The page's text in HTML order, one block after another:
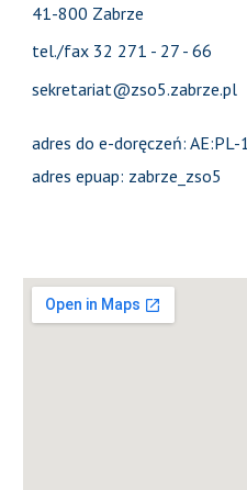
41-800 Zabrze
tel./fax 32 271 - 27 - 66
sekretariat@zso5.zabrze.pl
adres do e-doręczeń:
adres epuap: zabrze_zso5